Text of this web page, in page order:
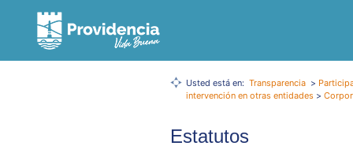
Usted está en: Transparencia >
intervención en otras entidades >
Estatutos